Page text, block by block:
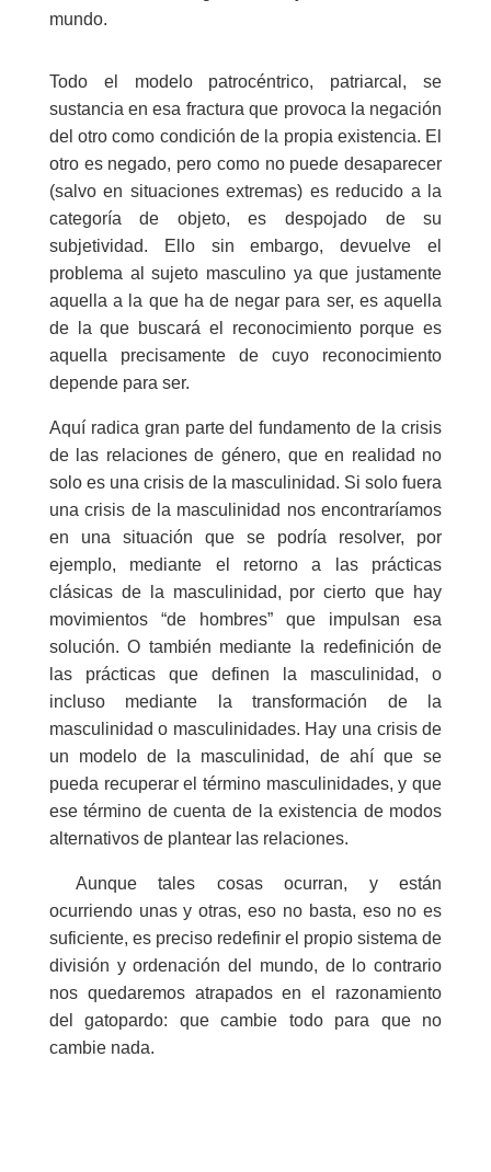
mundo.
Todo el modelo patrocéntrico, patriarcal, se
sustancia en esa fractura que provoca la negación
del otro como condición de la propia existencia. El
otro es negado, pero como no puede desaparecer
(salvo en situaciones extremas) es reducido a la
categoría de objeto, es despojado de su
subjetividad. Ello sin embargo, devuelve el
problema al sujeto masculino ya que justamente
aquella a la que ha de negar para ser, es aquella
de la que buscará el reconocimiento porque es
aquella precisamente de cuyo reconocimiento
depende para ser.
Aquí radica gran parte del fundamento de la crisis
de las relaciones de género, que en realidad no
solo es una crisis de la masculinidad. Si solo fuera
una crisis de la masculinidad nos encontraríamos
en una situación que se podría resolver, por
ejemplo, mediante el retorno a las prácticas
clásicas de la masculinidad, por cierto que hay
movimientos “de hombres” que impulsan esa
solución. O también mediante la redefinición de
las prácticas que definen la masculinidad, o
incluso mediante la transformación de la
masculinidad o masculinidades. Hay una crisis de
un modelo de la masculinidad, de ahí que se
pueda recuperar el término masculinidades, y que
ese término de cuenta de la existencia de modos
alternativos de plantear las relaciones.
Aunque tales cosas ocurran, y están
ocurriendo unas y otras, eso no basta, eso no es
suficiente, es preciso redefinir el propio sistema de
división y ordenación del mundo, de lo contrario
nos quedaremos atrapados en el razonamiento
del gatopardo: que cambie todo para que no
cambie nada.